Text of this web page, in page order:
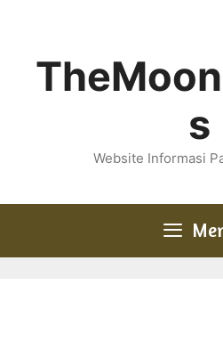
s
Website Informasi